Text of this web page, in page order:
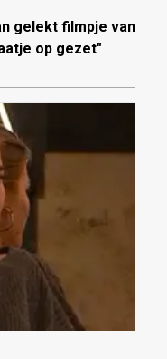
gelekt filmpje van
op gezet"